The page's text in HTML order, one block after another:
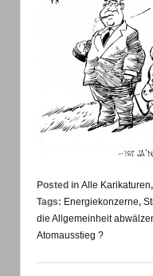
Posted in Alle Karikaturen,
Tags: Energiekonzerne,
die Allgemeinheit
Atomausstieg ?